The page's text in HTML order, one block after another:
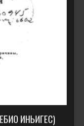
ИНЬИГЕС)